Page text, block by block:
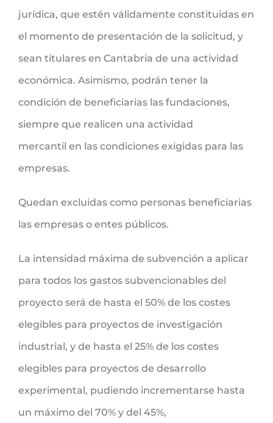
jurídica, que estén válidamente constituidas en
el momento de presentación de la solicitud, y
sean titulares en Cantabria de una actividad
económica. Asimismo, podrán tener la
condición de beneficiarias las fundaciones,
siempre que realicen una actividad
mercantil en las condiciones exigidas para las
empresas.
Quedan excluidas como personas beneficiarias
las empresas o entes públicos.
La intensidad máxima de subvención a aplicar
para todos los gastos subvencionables del
proyecto será de hasta el 50% de los costes
elegibles para proyectos de investigación
industrial, y de hasta el 25% de los costes
elegibles para proyectos de desarrollo
experimental, pudiendo incrementarse hasta
un máximo del 70% y del 45%,